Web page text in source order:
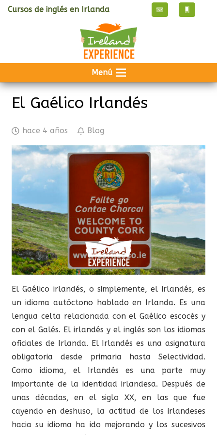
Cursos de inglés en Irlanda
Menú
El Gaélico Irlandés
hace 4 años Blog
El Gaélico irlandés, o simplemente, el irlandés, es
un idioma autóctono hablado en Irlanda. Es una
lengua celta relacionada con el Gaélico escocés y
con el Galés. El irlandés y el inglés son los idiomas
oficiales de Irlanda. El Irlandés es una asignatura
obligatoria desde primaria hasta Selectividad.
Como idioma, el Irlandés es una parte muy
importante de la identidad irlandesa. Después de
unas décadas, en el siglo XX, en las que fue
cayendo en deshuso, la actitud de los irlandeses
hacia su idioma ha ido mejorando y los sucesivos